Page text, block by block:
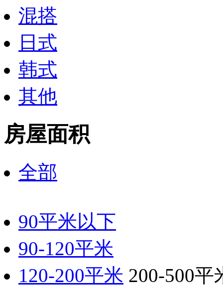
混搭
日式
韩式
其他
房屋面积
全部
90平米以下
90-120平米
120-200平米 200-500平